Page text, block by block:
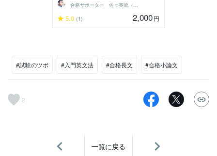
合格サポーター 佐々英流（ササエル）
5.0 (1) 2,000円
#試験のツボ #入門英文法 #合格長文 #合格小論文
2
一覧に戻る